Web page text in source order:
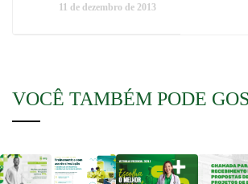
11 de dezembro de 2013
VOCÊ TAMBÉM PODE